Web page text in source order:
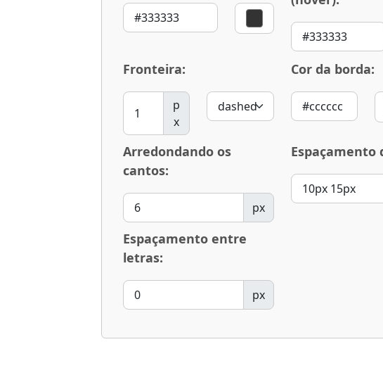
Fronteira:
p
x
Cor da borda:
Arredondando os
cantos:
px
Espaçamento
Espaçamento entre
letras:
px